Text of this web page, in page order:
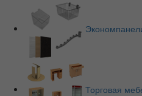
Торговая